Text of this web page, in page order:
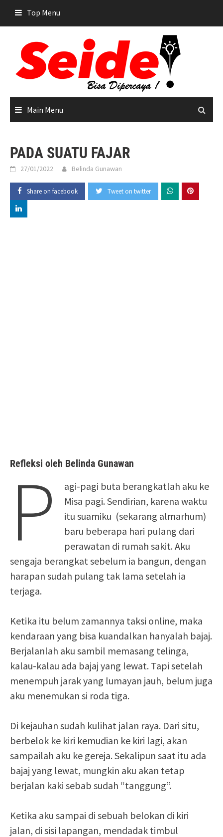
content
Top Menu
Main Menu
PADA SUATU FAJAR
27/01/2022 Belinda Gunawan
Share on facebook Tweet on twitter
Refleksi oleh Belinda Gunawan
P
agi-pagi buta berangkatlah aku ke
Misa pagi. Sendirian, karena waktu
itu suamiku (sekarang almarhum)
baru beberapa hari pulang dari
perawatan di rumah sakit. Aku
sengaja berangkat sebelum ia bangun, dengan
harapan sudah pulang tak lama setelah ia
terjaga.
Ketika itu belum zamannya taksi online, maka
kendaraan yang bisa kuandalkan hanyalah bajaj.
Berjalanlah aku sambil memasang telinga,
kalau-kalau ada bajaj yang lewat. Tapi setelah
menempuh jarak yang lumayan jauh, belum juga
aku menemukan si roda tiga.
Di kejauhan sudah kulihat jalan raya. Dari situ,
berbelok ke kiri kemudian ke kiri lagi, akan
sampailah aku ke gereja. Sekalipun saat itu ada
bajaj yang lewat, mungkin aku akan tetap
berjalan kaki sebab sudah “tanggung”.
Ketika aku sampai di sebuah belokan di kiri
jalan, di sisi lapangan, mendadak timbul